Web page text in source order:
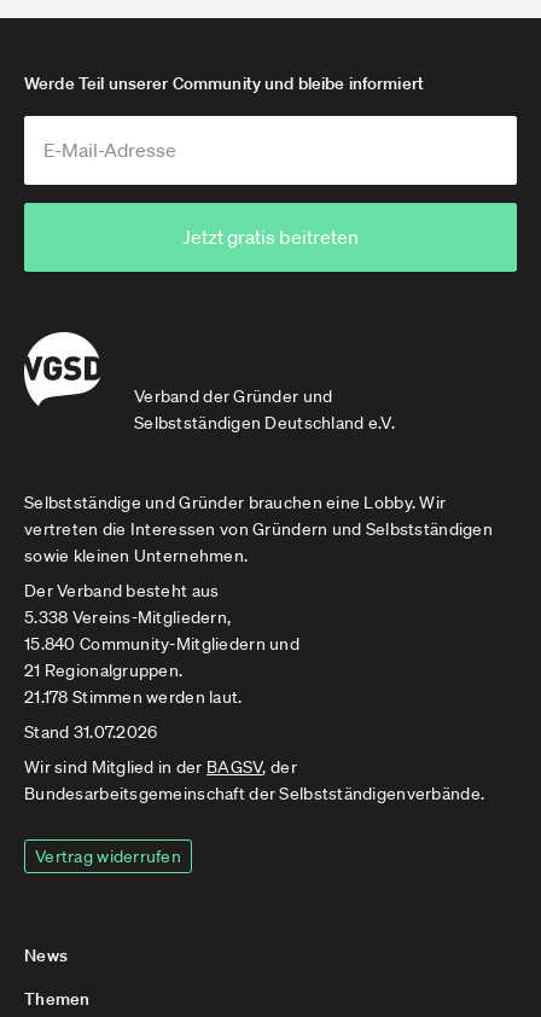
Verband der Gründer und
Selbstständigen Deutschland e.V.
Werde Teil unserer Community und bleibe informiert
Jetzt gratis beitreten
Selbstständige und Gründer brauchen eine Lobby. Wir
vertreten die Interessen von Gründern und Selbstständigen
sowie kleinen Unternehmen.
Der Verband besteht aus
5.338 Vereins-Mitgliedern,
15.840 Community-Mitgliedern und
21 Regionalgruppen.
21.178 Stimmen werden laut.
Stand 31.07.2026
Wir sind Mitglied in der BAGSV, der
Bundesarbeitsgemeinschaft der Selbstständigenverbände.
Vertrag widerrufen
News
Themen